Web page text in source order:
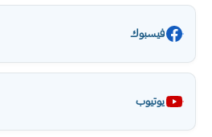
فيسبوك
يوتيوب